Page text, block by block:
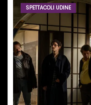
r
t
i
c
o
SPETTACOLI UDINE